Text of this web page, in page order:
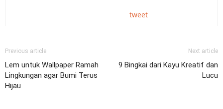
tweet
Previous article
Lem untuk Wallpaper Ramah
Lingkungan agar Bumi Terus
Hijau
Next article
9 Bingkai dari Kayu Kreatif dan
Lucu